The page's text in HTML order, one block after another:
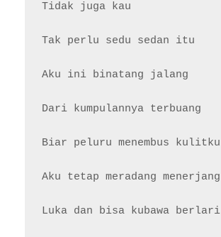
Tidak juga kau
Tak perlu sedu sedan itu
Aku ini binatang jalang
Dari kumpulannya terbuang
Biar peluru menembus kulitku
Aku tetap meradang menerjang
Luka dan bisa kubawa berlari